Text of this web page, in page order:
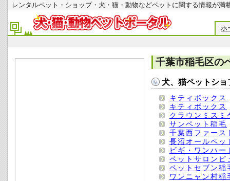
レンタルペット・ショップ・犬・猫・動物などペットに関する情報
ホ
千葉市稲毛区の
犬、猫ペットショ
キティボックス
キティボックス
クラウンミスミ
サンペット稲毛
千葉西ファース
長沼オールペッ
ビギ・ワンハー
ペットサロンピ
ペットセブン稲
ワンニャン村稲